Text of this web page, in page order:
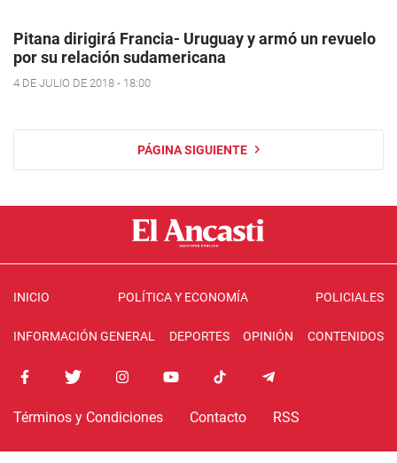
Pitana dirigirá Francia- Uruguay y armó un revuelo
por su relación sudamericana
4 DE JULIO DE 2018 - 18:00
PÁGINA SIGUIENTE
INICIO POLÍTICA Y ECONOMÍA POLICIALES
INFORMACIÓN GENERAL DEPORTES OPINIÓN CONTENIDOS
Términos y Condiciones Contacto RSS